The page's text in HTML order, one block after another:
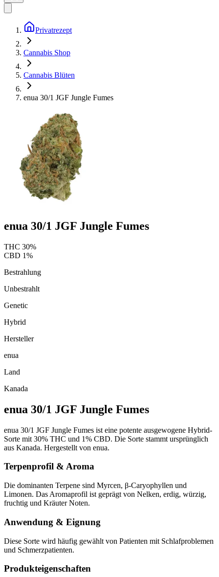
Privatrezept
Cannabis Shop
Cannabis Blüten
enua 30/1 JGF Jungle Fumes
enua 30/1 JGF Jungle Fumes
THC 30%
CBD 1%
Bestrahlung
Unbestrahlt
Genetic
Hybrid
Hersteller
enua
Land
Kanada
enua 30/1 JGF Jungle Fumes
enua 30/1 JGF Jungle Fumes ist eine potente ausgewogene Hybrid-
Sorte mit 30% THC und 1% CBD. Die Sorte stammt ursprünglich
aus Kanada. Hergestellt von enua.
Terpenprofil & Aroma
Die dominanten Terpene sind Myrcen, β-Caryophyllen und
Limonen. Das Aromaprofil ist geprägt von Nelken, erdig, würzig,
fruchtig und Kräuter Noten.
Anwendung & Eignung
Diese Sorte wird häufig gewählt von Patienten mit Schlafproblemen
und Schmerzpatienten.
Produkteigenschaften